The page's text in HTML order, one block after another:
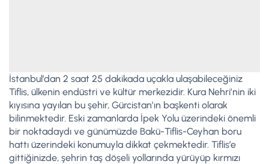
İstanbul’dan 2 saat 25 dakikada uçakla ulaşabileceğiniz
Tiflis, ülkenin endüstri ve kültür merkezidir. Kura Nehri’nin iki
kıyısına yayılan bu şehir, Gürcistan’ın başkenti olarak
bilinmektedir. Eski zamanlarda İpek Yolu üzerindeki önemli
bir noktadaydı ve günümüzde Bakü-Tiflis-Ceyhan boru
hattı üzerindeki konumuyla dikkat çekmektedir. Tiflis’e
gittiğinizde, şehrin taş döşeli yollarında yürüyüp kırmızı